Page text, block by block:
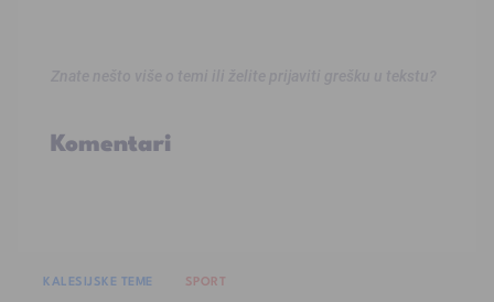
Komentari
KALESIJSKE TEME SPORT